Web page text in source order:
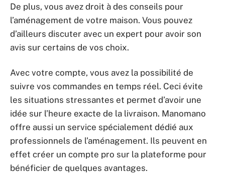
De plus, vous avez droit à des conseils pour
l’aménagement de votre maison. Vous pouvez
d’ailleurs discuter avec un expert pour avoir son
avis sur certains de vos choix.
Avec votre compte, vous avez la possibilité de
suivre vos commandes en temps réel. Ceci évite
les situations stressantes et permet d’avoir une
idée sur l’heure exacte de la livraison. Manomano
offre aussi un service spécialement dédié aux
professionnels de l’aménagement. Ils peuvent en
effet créer un compte pro sur la plateforme pour
bénéficier de quelques avantages.